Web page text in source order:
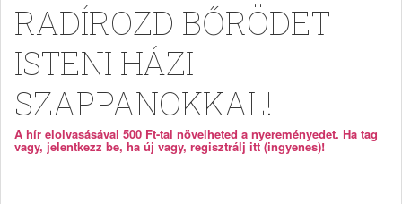
RADÍROZD BŐRÖDET
ISTENI HÁZI
SZAPPANOKKAL!
A hír elolvasásával 500 Ft-tal növelheted a nyereményedet. Ha tag
vagy, jelentkezz be, ha új vagy, regisztrálj itt (ingyenes)!